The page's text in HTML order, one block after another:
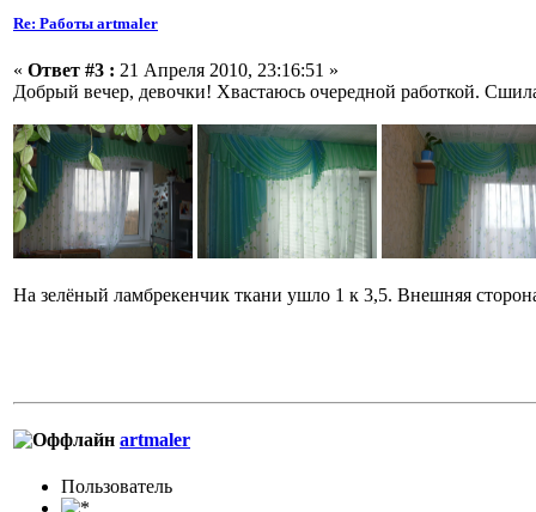
Re: Работы artmaler
« Ответ #3 : 21 Апреля 2010, 23:16:51 »
Добрый вечер, девочки! Хвастаюсь очередной работкой.
На зелёный ламбрекенчик ткани ушло 1 к 3,5. Внешняя
artmaler
Пользовaтeль